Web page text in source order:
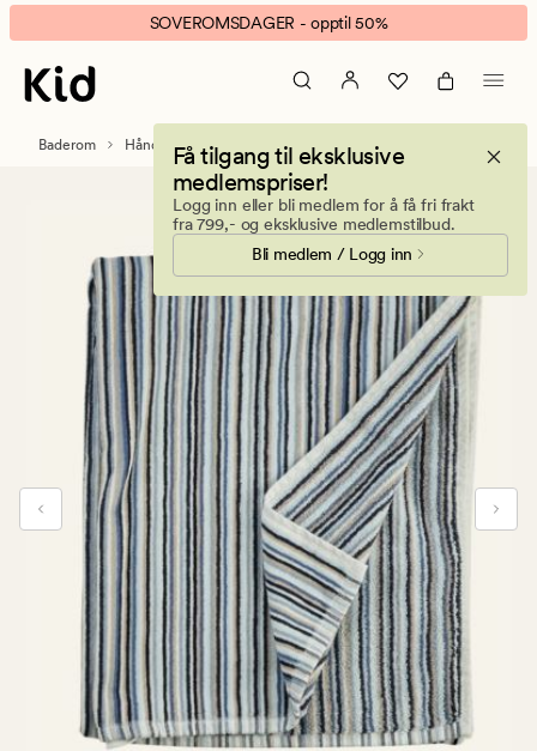
Hanne
Stripe
håndkle
multi
banner.
Klikk
ESCAPE
SOVEROMSDAGER - opptil 50%
Få tilgang til eksklusive
medlemspriser!
Logg inn eller bli medlem for å få fri frakt
fra 799,- og eksklusive medlemstilbud.
Bli medlem / Logg inn
Baderom Håndklær og kluter Håndklær